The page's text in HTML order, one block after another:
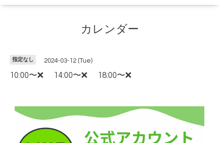
カレンダー
指定なし 2024-03-12 (Tue)
10:00〜❌ 14:00〜❌ 18:00〜❌